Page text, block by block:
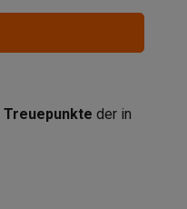
Treuepunkte der in